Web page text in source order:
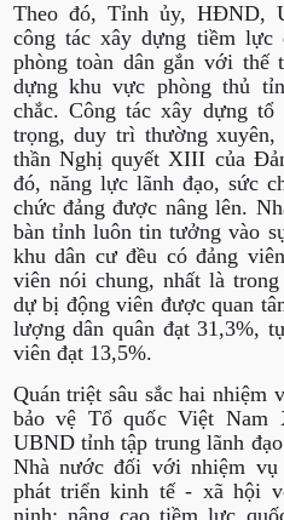
Theo đó, Tỉnh ủy, HĐND,
công tác xây dựng tiềm lực
phòng toàn dân gắn với thế
dựng khu vực phòng thủ
chắc. Công tác xây dựng
trọng, duy trì thường
thần Nghị quyết XIII của
đó, năng lực lãnh đạo, sức
chức đảng được nâng lên.
bàn tỉnh luôn tin tưởng vào
khu dân cư đều có đảng
viên nói chung, nhất là
dự bị động viên được quan
lượng dân quân đạt 31,3%,
viên đạt 13,5%.
Quán triệt sâu sắc hai nhiệm
bảo vệ Tổ quốc Việt Nam
UBND tỉnh tập trung lãnh
Nhà nước đối với nhiệm vụ
phát triển kinh tế - xã hội